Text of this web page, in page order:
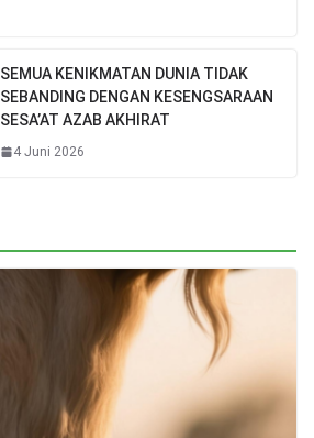
SEMUA KENIKMATAN DUNIA TIDAK
SEBANDING DENGAN KESENGSARAAN
SESA’AT AZAB AKHIRAT
4 Juni 2026